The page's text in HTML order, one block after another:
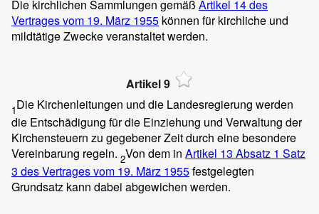
Die kirchlichen Sammlungen gemäß Artikel 14 des
Vertrages vom 19. März 1955 können für kirchliche und
mildtätige Zwecke veranstaltet werden.
Artikel 9
1Die Kirchenleitungen und die Landesregierung werden
die Entschädigung für die Einziehung und Verwaltung der
Kirchensteuern zu gegebener Zeit durch eine besondere
Vereinbarung regeln. 2Von dem in Artikel 13 Absatz 1 Satz
3 des Vertrages vom 19. März 1955festgelegten
Grundsatz kann dabei abgewichen werden.